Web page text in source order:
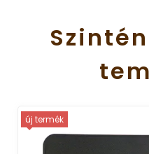
Szintén
új termék